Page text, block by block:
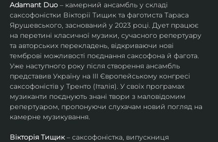
Adamant Duo – камерний ансамбль у складі
саксофоністки Вікторії Тищик та фаготиста Тараса
Ярушевського, заснований у 2023 році. Дует працює
на перетині класичної музики, сучасного репертуару
та авторських перекладень, відкриваючи нові
темброві можливості поєднання саксофона й фагота.
Уже наступного року після створення ансамбль
представив Україну на ІІІ Європейському конгресі
саксофоністів у Тренто (Італія). У своїх програмах
музиканти поєднують знані твори з маловідомим
репертуаром, пропонуючи слухачам новий погляд на
камерне музикування.
Вікторія Тищик – саксофоністка, випускниця